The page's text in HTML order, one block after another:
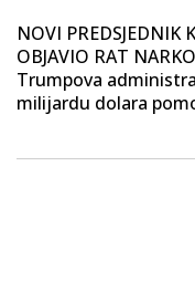
NOVI PREDSJEDNIK
OBJAVIO RAT
Trumpova
milijardu dolara